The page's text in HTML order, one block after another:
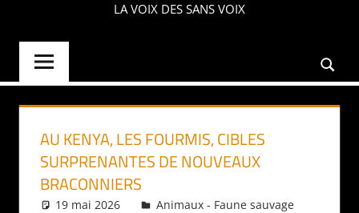
PAROLE
LA VOIX DES SANS VOIX
AU KENYA, LES FOURMIS, CIBLES
SURPRENANTES DE NOUVEAUX
BRACONNIERS
19 mai 2026 Daniel
Animaux - Faune sauvage